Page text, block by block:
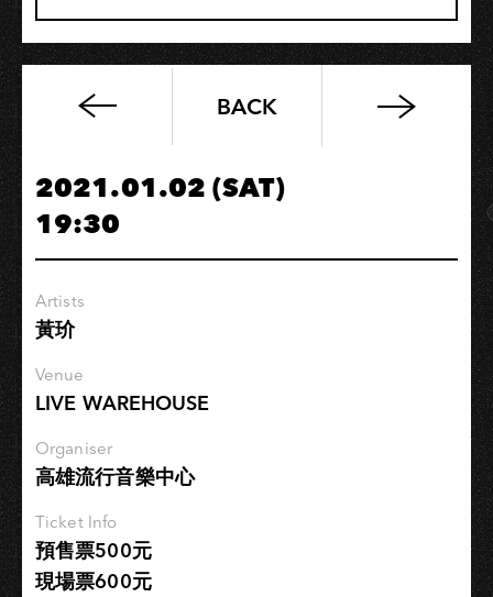
「張
對
日」
老
王
秘
集
會
年
加
場
BACK
2021.01.02 (SAT)
19:30
Artists
黃玠
Venue
LIVE WAREHOUSE
Organiser
高雄流行音樂中心
Ticket Info
預售票500元
現場票600元